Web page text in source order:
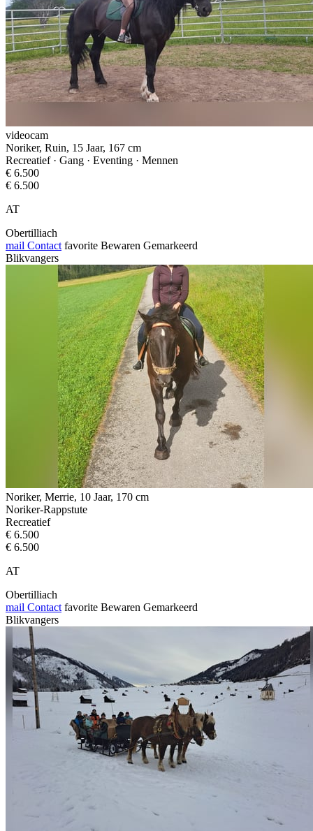
videocam
Noriker, Ruin, 15 Jaar, 167 cm
Recreatief · Gang · Eventing · Mennen
€ 6.500
€ 6.500
AT
Obertilliach
mail Contact favorite Bewaren Gemarkeerd
Blikvangers
Noriker, Merrie, 10 Jaar, 170 cm
Noriker-Rappstute
Recreatief
€ 6.500
€ 6.500
AT
Obertilliach
mail Contact favorite Bewaren Gemarkeerd
Blikvangers